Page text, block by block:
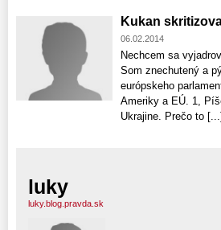
Kukan
06.02.2014
Nechcem sa
Som znechutený a
európskeho
Ameriky a EÚ. 1,
Ukrajine. Prečo to
luky
luky.blog.pravda.sk